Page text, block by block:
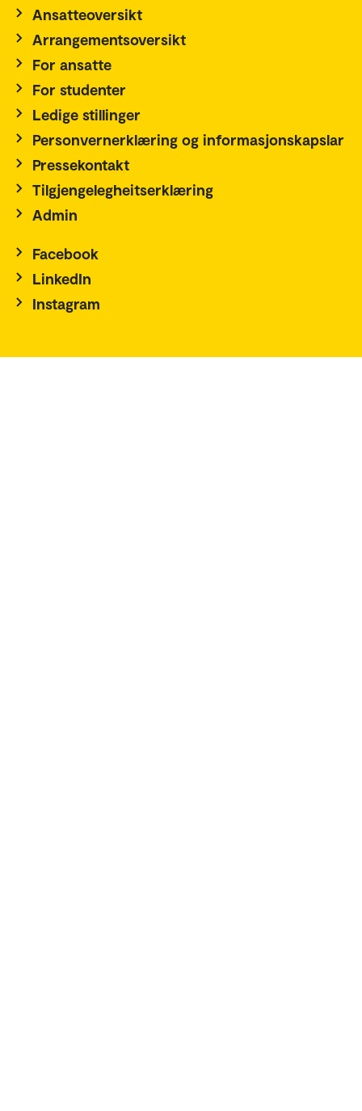
Ansatteoversikt
Arrangementsoversikt
For ansatte
For studenter
Ledige stillinger
Personvernerklæring og informasjonskapslar
Pressekontakt
Tilgjengelegheitserklæring
Admin
Facebook
LinkedIn
Instagram